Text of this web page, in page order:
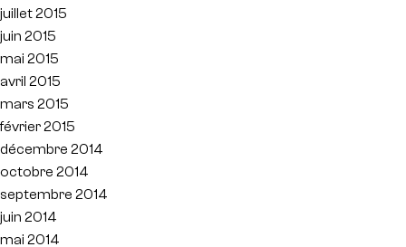
juillet 2015
juin 2015
mai 2015
avril 2015
mars 2015
février 2015
décembre 2014
octobre 2014
septembre 2014
juin 2014
mai 2014